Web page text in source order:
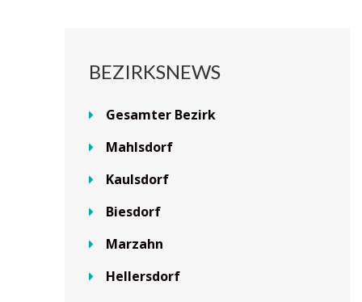
BEZIRKSNEWS
Gesamter Bezirk
Mahlsdorf
Kaulsdorf
Biesdorf
Marzahn
Hellersdorf